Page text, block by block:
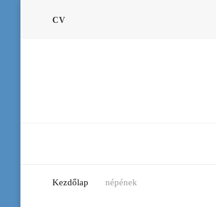
CV
Kezdőlap népének